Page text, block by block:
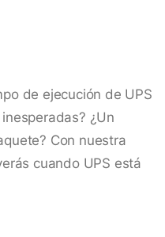
de ejecución de UPS
¿Un
Con nuestra
cuando UPS está